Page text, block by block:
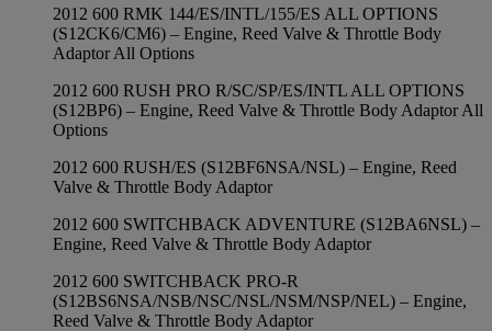
2012 600 RMK 144/ES/INTL/155/ES ALL OPTIONS
(S12CK6/CM6) – Engine, Reed Valve & Throttle Body
Adaptor All Options
2012 600 RUSH PRO R/SC/SP/ES/INTL ALL OPTIONS
(S12BP6) – Engine, Reed Valve & Throttle Body Adaptor All
Options
2012 600 RUSH/ES (S12BF6NSA/NSL) – Engine, Reed
Valve & Throttle Body Adaptor
2012 600 SWITCHBACK ADVENTURE (S12BA6NSL) –
Engine, Reed Valve & Throttle Body Adaptor
2012 600 SWITCHBACK PRO-R
(S12BS6NSA/NSB/NSC/NSL/NSM/NSP/NEL) – Engine,
Reed Valve & Throttle Body Adaptor